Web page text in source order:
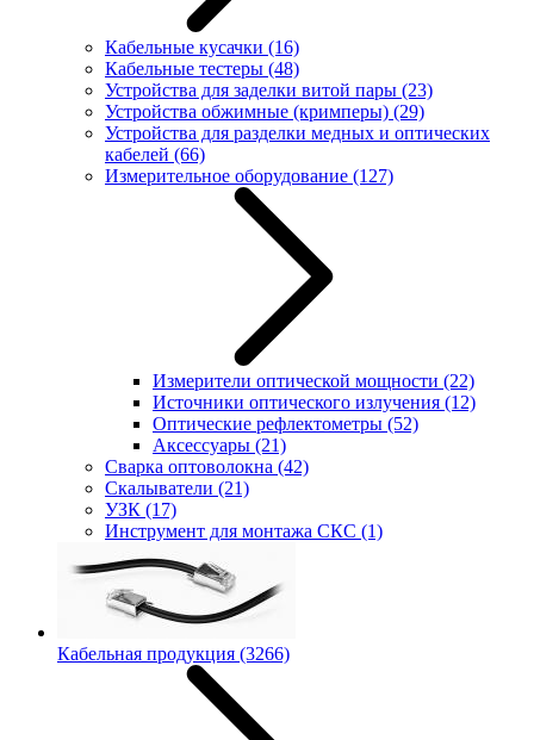
Кабельные кусачки (16)
Кабельные тестеры (48)
Устройства для заделки витой пары (23)
Устройства обжимные (кримперы) (29)
Устройства для разделки медных и оптических
кабелей (66)
Измерительное оборудование (127)
Измерители оптической мощности (22)
Источники оптического излучения (12)
Оптические рефлектометры (52)
Аксессуары (21)
Сварка оптоволокна (42)
Скалыватели (21)
УЗК (17)
Инструмент для монтажа СКС (1)
Кабельная продукция (3266)